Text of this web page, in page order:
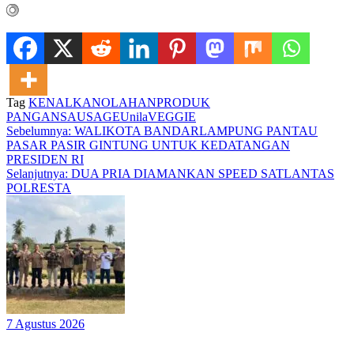
Tag KENALKANOLAHANPRODUK
PANGANSAUSAGEUnilaVEGGIE
Navigasi
pos
Sebelumnya: WALIKOTA BANDARLAMPUNG PANTAU
PASAR PASIR GINTUNG UNTUK KEDATANGAN
PRESIDEN RI
Selanjutnya: DUA PRIA DIAMANKAN SPEED SATLANTAS
POLRESTA
7 Agustus 2026